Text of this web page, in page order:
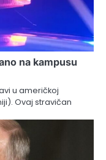
na kampusu
u američkoj
Ovaj stravičan